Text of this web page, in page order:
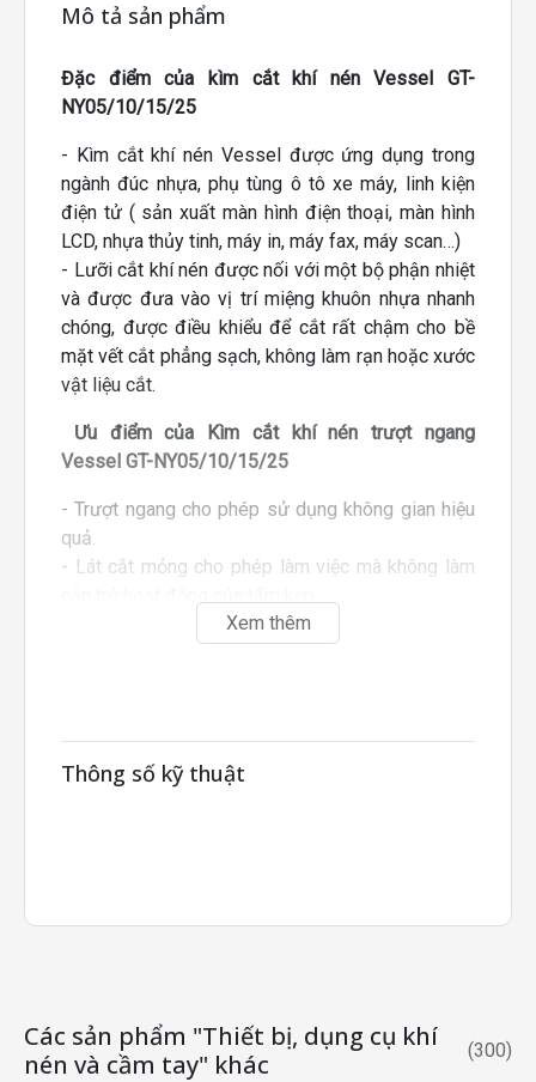
Mô tả sản phẩm
Đặc điểm của kìm cắt khí nén Vessel GT-
NY05/10/15/25
- Kìm cắt khí nén Vessel được ứng dụng trong
ngành đúc nhựa, phụ tùng ô tô xe máy, linh kiện
điện tử ( sản xuất màn hình điện thoại, màn hình
LCD, nhựa thủy tinh, máy in, máy fax, máy scan…)
- Lưỡi cắt khí nén được nối với một bộ phận nhiệt
và được đưa vào vị trí miệng khuôn nhựa nhanh
chóng, được điều khiểu để cắt rất chậm cho bề
mặt vết cắt phẳng sạch, không làm rạn hoặc xước
vật liệu cắt.
Ưu điểm của Kìm cắt khí nén trượt ngang
Vessel GT-NY05/10/15/25
- Trượt ngang cho phép sử dụng không gian hiệu
quả.
- Lát cắt mỏng cho phép làm việc mà không làm
Kìm cắt khí nén loại trượt ngang GT-
Xem thêm
Thông số kỹ thuật
Các sản phẩm "Thiết bị, dụng cụ khí
nén và cầm tay" khác
(300)